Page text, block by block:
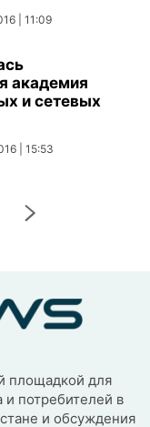
| 11:09
академия
и сетевых
| 15:53
площадкой для
и потребителей в
и обсуждения